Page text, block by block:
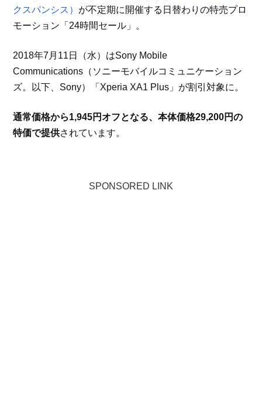
クスパンシス） が不定期に開催する日替わりの特売プロ
モーション「24時間セール」。
2018年7月11日（水）はSony Mobile
Communications（ソニーモバイルコミュニケーション
ズ。以下、Sony）「Xperia XA1 Plus」が割引対象に。
通常価格から1,945円オフとなる、本体価格29,200円の
特価で提供されています。
SPONSORED LINK